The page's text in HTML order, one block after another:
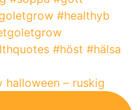
#healthyb
halloween – ruskig